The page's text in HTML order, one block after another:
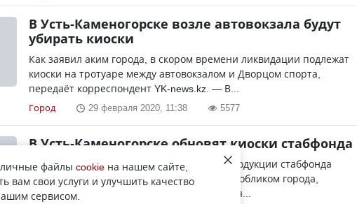
В Усть-Каменогорске возле автовокзала будут
убирать киоски
Как заявил аким города, в скором времени ликвидации подлежат
киоски на тротуаре между автовокзалом и Дворцом спорта,
передаёт корреспондент YK-news.kz. — В...
Город 29 февраля 2020, 11:38 5577
В Усть-Каменогорске обновят киоски стабфонда
В 2020 году торговые точки по продаже продукции стабфонда
приведут в соответствие с архитектурным обликом города,
передает корреспондент YK-news.kz. — Для...
файлы cookie на нашем сайте,
вам свои услуги и улучшить качество
сервисом.